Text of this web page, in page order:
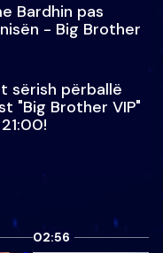
Bardhin pas
- Big Brother
sërish përballë
"Big Brother VIP"
02:56